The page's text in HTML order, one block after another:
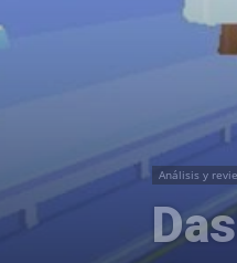
Análisis y